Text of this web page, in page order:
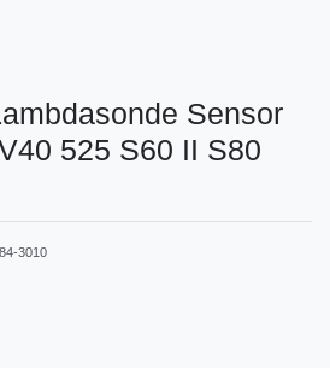
Sensor
525 S60 II S80
3010